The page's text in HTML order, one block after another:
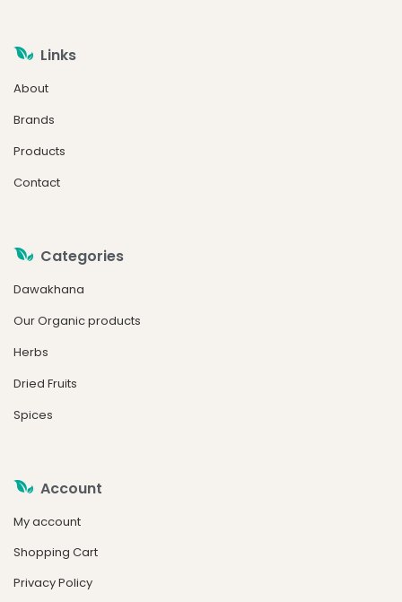
Links
About
Brands
Products
Contact
Categories
Dawakhana
Our Organic products
Herbs
Dried Fruits
Spices
Account
My account
Shopping Cart
Privacy Policy